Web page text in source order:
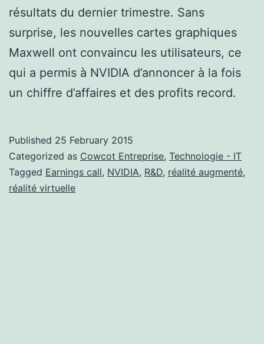
résultats du dernier trimestre. Sans
surprise, les nouvelles cartes graphiques
Maxwell ont convaincu les utilisateurs, ce
qui a permis à NVIDIA d’annoncer à la fois
un chiffre d’affaires et des profits record.
Published 25 February 2015
Categorized as Cowcot Entreprise, Technologie - IT
Tagged Earnings call, NVIDIA, R&D, réalité augmenté,
réalité virtuelle